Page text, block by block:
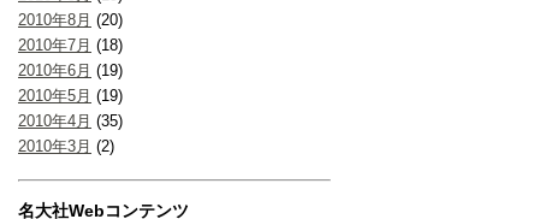
2010年8月 (20)
2010年7月 (18)
2010年6月 (19)
2010年5月 (19)
2010年4月 (35)
2010年3月 (2)
名大社Webコンテンツ